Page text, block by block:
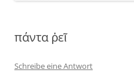
πάντα ῥεῖ
Schreibe eine Antwort